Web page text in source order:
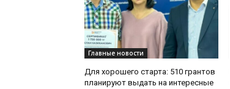
Главные новости
Для хорошего старта: 510 грантов
планируют выдать на интересные